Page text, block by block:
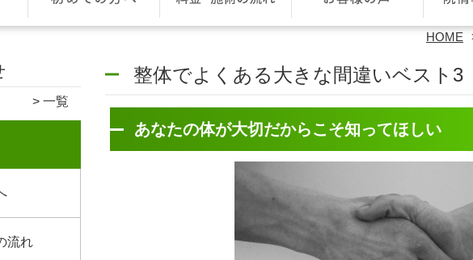
HOME
一覧
流れ
整体でよくある大きな間違いベスト3
あなたの体が大切だからこそ知ってほしい